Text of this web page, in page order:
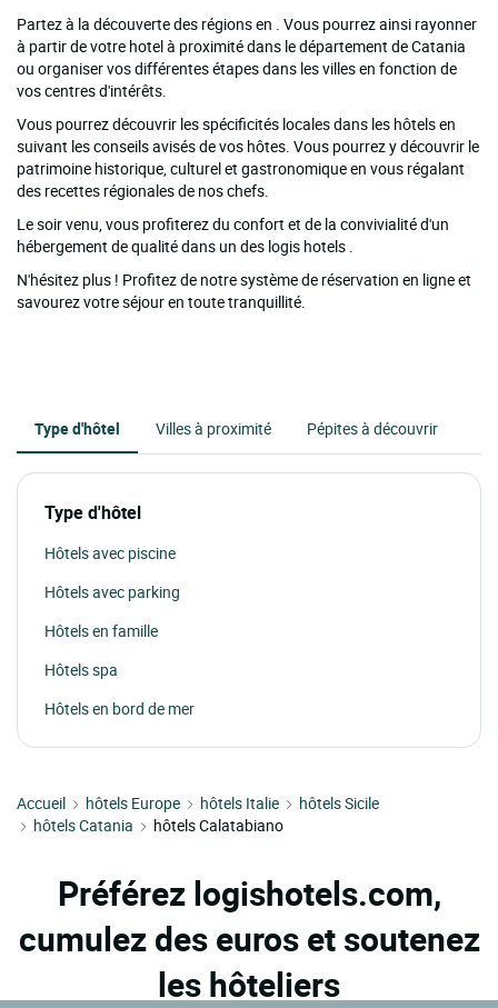
Partez à la découverte des régions en . Vous pourrez ainsi rayonner
à partir de votre hotel à proximité dans le département de Catania
ou organiser vos différentes étapes dans les villes en fonction de
vos centres d'intérêts.
Vous pourrez découvrir les spécificités locales dans les hôtels en
suivant les conseils avisés de vos hôtes. Vous pourrez y découvrir le
patrimoine historique, culturel et gastronomique en vous régalant
des recettes régionales de nos chefs.
Le soir venu, vous profiterez du confort et de la convivialité d'un
hébergement de qualité dans un des logis hotels .
N'hésitez plus ! Profitez de notre système de réservation en ligne et
savourez votre séjour en toute tranquillité.
Type d'hôtel Villes à proximité Pépites à découvrir
Type d'hôtel
Hôtels avec piscine
Hôtels avec parking
Hôtels en famille
Hôtels spa
Hôtels en bord de mer
Accueil hôtels Europe hôtels Italie
hôtels Sicile
hôtels Catania
hôtels Calatabiano
Préférez logishotels.com,
cumulez des euros et soutenez
les hôteliers